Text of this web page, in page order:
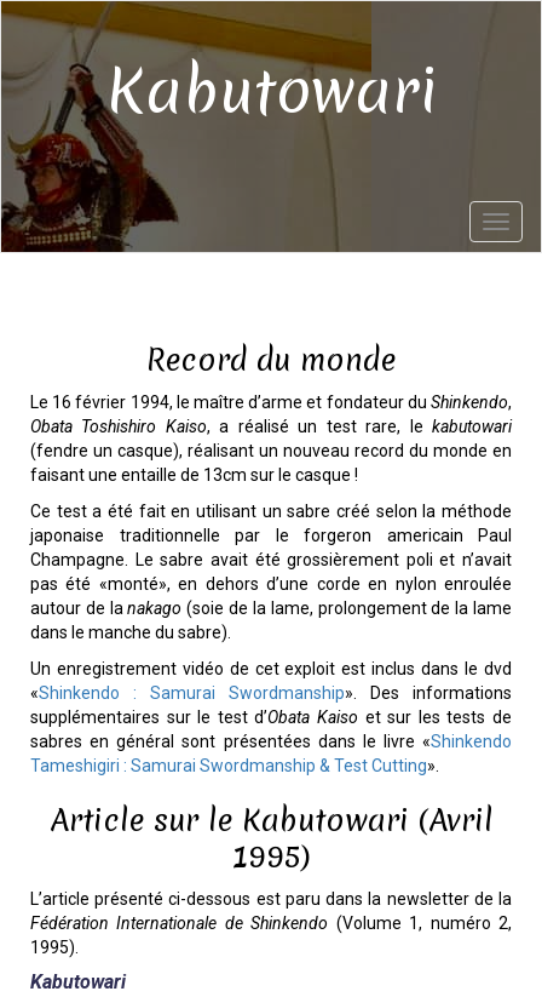
Aller
principal
Kabutowari
Record du monde
Le 16 février 1994, le maître d’arme et fondateur du Shinkendo,
Obata Toshishiro Kaiso, a réalisé un test rare, lekabutowari
(fendre un casque), réalisant un nouveau record du monde en
faisant une entaille de 13cm sur le casque !
Ce test a été fait en utilisant un sabre créé selon la méthode
japonaise traditionnelle par le forgeron americain Paul
Champagne. Le sabre avait été grossièrement poli et n’avait
pas été «monté», en dehors d’une corde en nylon enroulée
autour de lanakago (soie de la lame, prolongement de la lame
dans le manche du sabre).
Un enregistrement vidéo de cet exploit est inclus dans le dvd
«Shinkendo : Samurai Swordmanship». Des informations
supplémentaires sur le test d’Obata Kaiso et sur les tests de
sabres en général sont présentées dans le livre «Shinkendo
Tameshigiri : Samurai Swordmanship & Test Cutting».
Article sur le Kabutowari (Avril
1995)
L’article présenté ci-dessous est paru dans la newsletter de la
Fédération Internationale de Shinkendo (Volume 1, numéro 2,
1995).
Kabutowari